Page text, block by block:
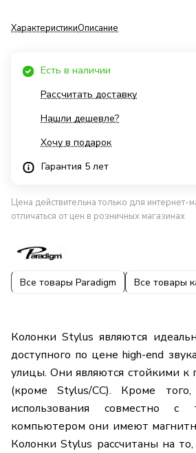
ХарактеристикиОписание
Есть в наличии
Рассчитать доставку
Нашли дешевле?
Хочу в подарок
Гарантия 5 лет
Цена действительна только для интернет-
отличаться от цен в розничных магазинах
Все товары Paradigm Все товары
Колонки Stylus являются
доступного по цене high-end
улицы. Они являются стойкими к
(кроме Stylus/СС). Кроме того,
использования совместно с
компьютером они имеют
Колонки Stylus рассчитаны на